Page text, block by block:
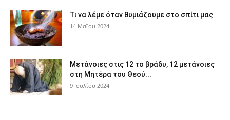
Τι να λέμε όταν θυμιάζουμε στο σπίτι μας
14 Μαΐου 2024
Μετάνοιες στις 12 το βράδυ, 12 μετάνοιες
στη Μητέρα του Θεού...
9 Ιουλίου 2024